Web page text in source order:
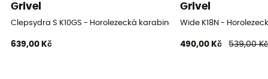
Grivel
Clepsydra S K10GS - Horolezecká karabina
639,00 Kč
Grivel
Wide K18N -
490,00 Kč 539,00 Kč